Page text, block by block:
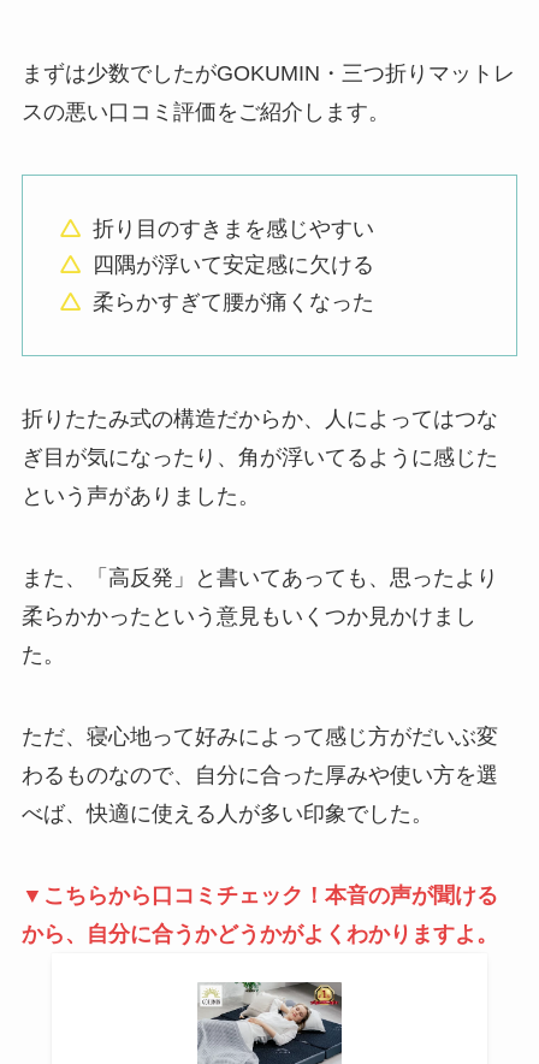
まずは少数でしたがGOKUMIN・三つ折りマットレ
スの悪い口コミ評価をご紹介します。
折り目のすきまを感じやすい
四隅が浮いて安定感に欠ける
柔らかすぎて腰が痛くなった
折りたたみ式の構造だからか、人によってはつな
ぎ目が気になったり、角が浮いてるように感じた
という声がありました。
また、「高反発」と書いてあっても、思ったより
柔らかかったという意見もいくつか見かけまし
た。
ただ、寝心地って好みによって感じ方がだいぶ変
わるものなので、自分に合った厚みや使い方を選
べば、快適に使える人が多い印象でした。
▼こちらから口コミチェック！本音の声が聞ける
から、自分に合うかどうかがよくわかりますよ。